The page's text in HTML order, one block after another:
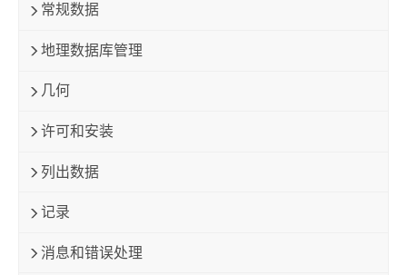
常规数据
地理数据库管理
几何
许可和安装
列出数据
记录
消息和错误处理